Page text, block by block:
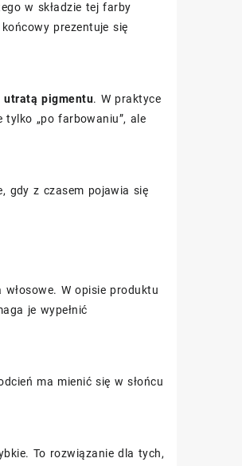
w składzie tej farby
prezentuje się
utratą pigmentu. W praktyce
„po farbowaniu”, ale
gdy z czasem pojawia się
W opisie produktu
je wypełnić
ma mienić się w słońcu
To rozwiązanie dla tych,